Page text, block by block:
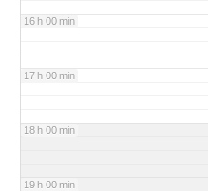
16 h 00 min
17 h 00 min
18 h 00 min
19 h 00 min